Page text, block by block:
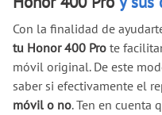
Con la finalidad de
tu Honor 400 Pro te
móvil original. De este
saber si efectivamente el
móvil o no. Ten en cuenta